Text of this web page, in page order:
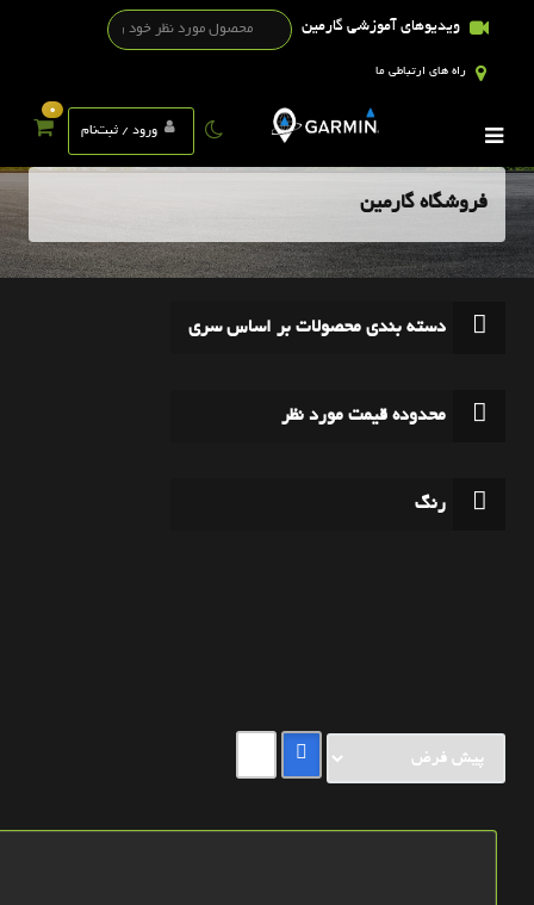
ویدیوهای آموزشی گارمین
راه های ارتباطی ما
ورود / ثبت‌نام
0
فروشگاه گارمین
دسته بندی محصولات بر اساس سری
محدوده قیمت مورد نظر
رنگ